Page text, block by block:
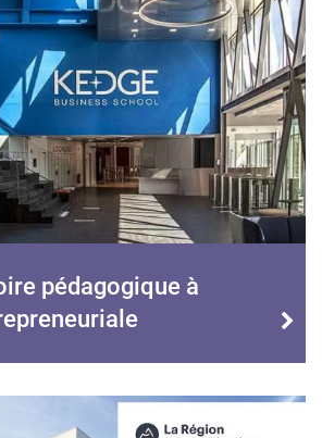
pédagogique à